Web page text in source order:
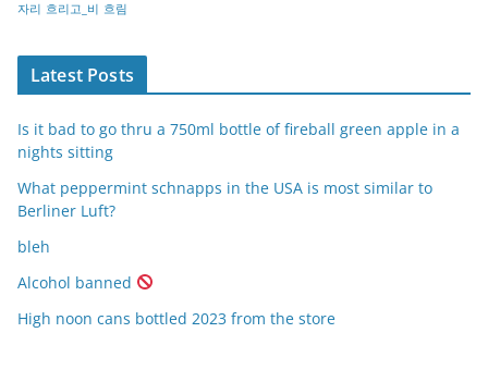
자리 흐리고_비 흐림
Latest Posts
Is it bad to go thru a 750ml bottle of fireball green apple in a
nights sitting
What peppermint schnapps in the USA is most similar to
Berliner Luft?
bleh
Alcohol banned
High noon cans bottled 2023 from the store